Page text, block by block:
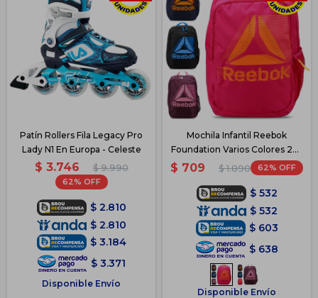
Patín Rollers Fila Legacy Pro
Lady N1 En Europa - Celeste
$ 3.746 $ 9.990
62
$ 2.810
$ 2.810
$ 3.184
$ 3.371
Disponible Envío
Mochila Infantil Reebok
Foundation Varios Colores 24L
- Fucsia
$ 709 $ 1.890 62
$ 532
$ 532
$ 603
$ 638
Disponible Envío